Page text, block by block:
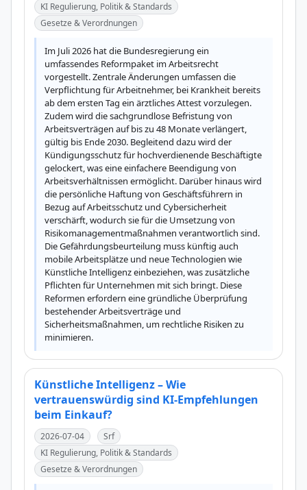
KI Regulierung, Politik & Standards
Gesetze & Verordnungen
Im Juli 2026 hat die Bundesregierung ein
umfassendes Reformpaket im Arbeitsrecht
vorgestellt. Zentrale Änderungen umfassen die
Verpflichtung für Arbeitnehmer, bei Krankheit bereits
ab dem ersten Tag ein ärztliches Attest vorzulegen.
Zudem wird die sachgrundlose Befristung von
Arbeitsverträgen auf bis zu 48 Monate verlängert,
gültig bis Ende 2030. Begleitend dazu wird der
Kündigungsschutz für hochverdienende Beschäftigte
gelockert, was eine einfachere Beendigung von
Arbeitsverhältnissen ermöglicht. Darüber hinaus wird
die persönliche Haftung von Geschäftsführern in
Bezug auf Arbeitsschutz und Cybersicherheit
verschärft, wodurch sie für die Umsetzung von
Risikomanagementmaßnahmen verantwortlich sind.
Die Gefährdungsbeurteilung muss künftig auch
mobile Arbeitsplätze und neue Technologien wie
Künstliche Intelligenz einbeziehen, was zusätzliche
Pflichten für Unternehmen mit sich bringt. Diese
Reformen erfordern eine gründliche Überprüfung
bestehender Arbeitsverträge und
Sicherheitsmaßnahmen, um rechtliche Risiken zu
minimieren.
Künstliche Intelligenz – Wie
vertrauenswürdig sind KI-Empfehlungen
beim Einkauf?
2026-07-04
Srf
KI Regulierung, Politik & Standards
Gesetze & Verordnungen